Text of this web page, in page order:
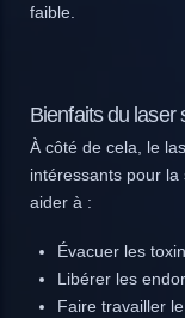
faible.
Bienfaits du laser
À côté de cela, le
intéressants pour
aider à :
Évacuer les
Libérer les
Faire travailler